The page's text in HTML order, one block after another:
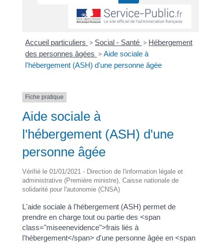
Accueil particuliers > Social - Santé > Hébergement
des personnes âgées > Aide sociale à
l'hébergement (ASH) d'une personne âgée
Fiche pratique
Aide sociale à
l'hébergement (ASH) d'une
personne âgée
Vérifié le 01/01/2021 - Direction de l'information légale et
administrative (Première ministre), Caisse nationale de
solidarité pour l'autonomie (CNSA)
L'aide sociale à l'hébergement (ASH) permet de
prendre en charge tout ou partie des <span
class="miseenevidence">frais liés à
l'hébergement</span> d'une personne âgée en <span